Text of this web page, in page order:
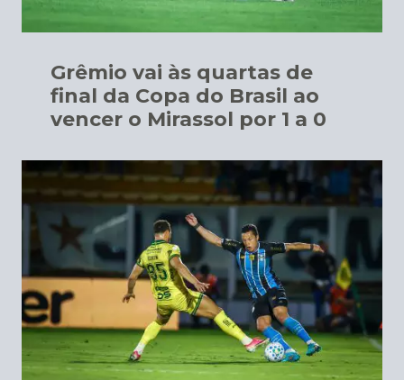
Grêmio vai às quartas de
final da Copa do Brasil ao
vencer o Mirassol por 1 a 0